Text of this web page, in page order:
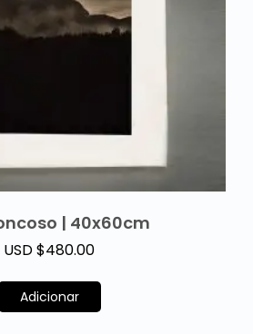
| 40x60cm
USD $480.00
Adicionar